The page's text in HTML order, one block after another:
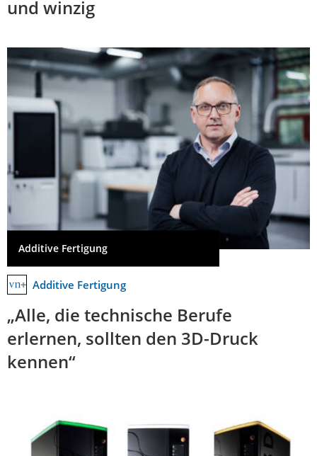
und winzig
Additive Fertigung
Additive Fertigung
„Alle, die technische Berufe
erlernen, sollten den 3D-Druck
kennen“